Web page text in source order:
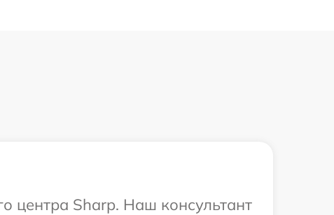
центра Sharp. Наш консультант